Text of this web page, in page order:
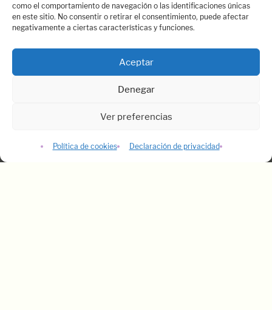
como el comportamiento de navegación o las identificaciones únicas
en este sitio. No consentir o retirar el consentimiento, puede afectar
negativamente a ciertas características y funciones.
Aceptar
Denegar
Ver preferencias
Política de cookies Declaración de privacidad